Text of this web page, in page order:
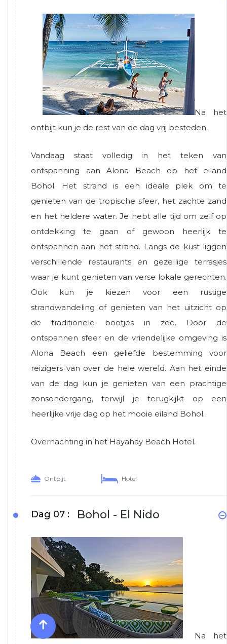
Na het
ontbijt kun je de rest van de dag vrij besteden.
Vandaag staat volledig in het teken van
ontspanning aan Alona Beach op het eiland
Bohol. Het strand is een ideale plek om te
genieten van de tropische sfeer, het zachte zand
en het heldere water. Je hebt alle tijd om zelf op
ontdekking te gaan of gewoon heerlijk te
ontspannen aan het strand. Langs de kust liggen
verschillende restaurants en gezellige terrasjes
waar je kunt genieten van verse lokale gerechten.
Ook kun je kiezen voor een rustige
strandwandeling of genieten van het uitzicht op
de traditionele bootjes in zee. Door de
ontspannen sfeer en de vriendelijke omgeving is
Alona Beach een geliefde bestemming voor
reizigers van over de hele wereld. Aan het einde
van de dag kun je genieten van een prachtige
zonsondergang, terwijl je terugkijkt op een
heerlijke vrije dag op het mooie eiland Bohol.
Overnachting in het Hayahay Beach Hotel.
Ontbijt Hotel
Dag 07 : Bohol - El Nido
Na het